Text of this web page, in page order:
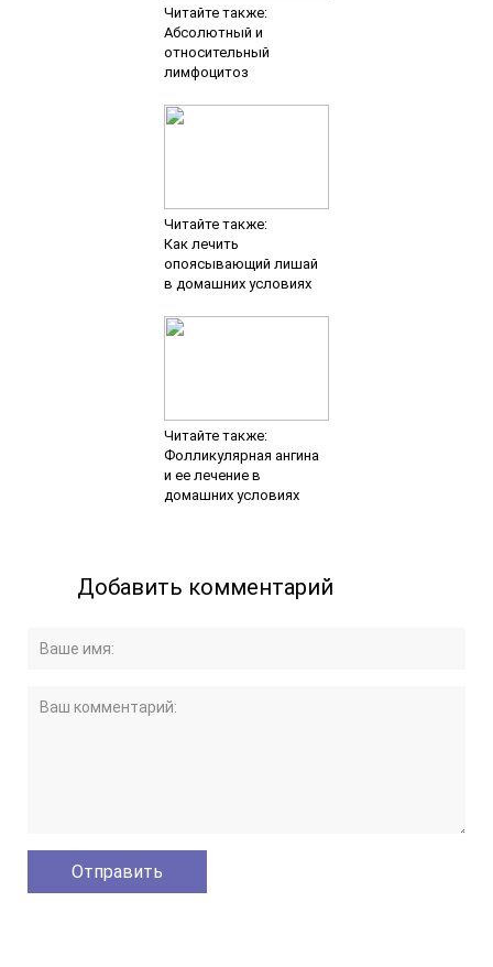
Читайте также:
Абсолютный и
относительный
лимфоцитоз
Читайте также:
Как лечить
опоясывающий лишай
в домашних условиях
Читайте также:
Фолликулярная ангина
и ее лечение в
домашних условиях
Добавить комментарий